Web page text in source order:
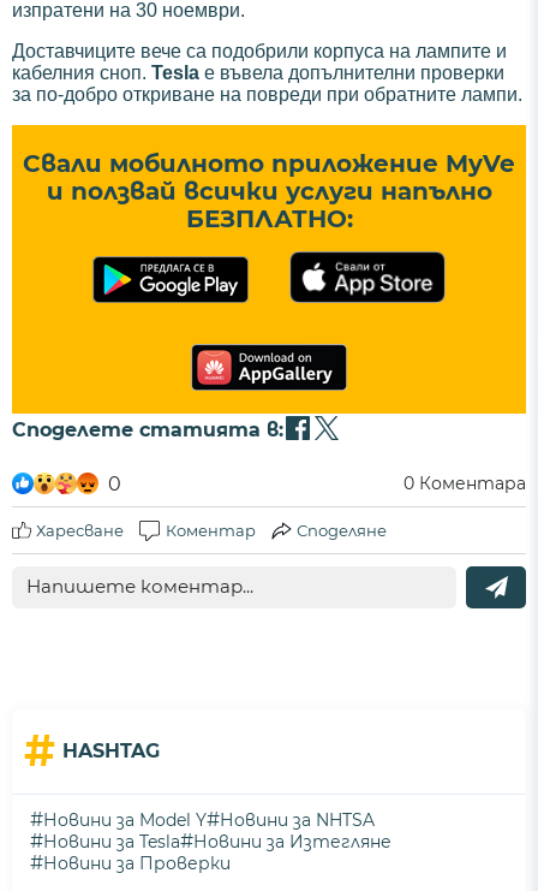
изпратени на 30 ноември.
Доставчиците вече са подобрили корпуса на лампите и
кабелния сноп. Tesla е въвела допълнителни проверки
за по-добро откриване на повреди при обратните лампи.
Свали мобилното приложение MyVe
и ползвай всички услуги напълно
БЕЗПЛАТНО:
Споделете статията в:
0 0 Коментара
Харесване Коментар Споделяне
# HASHTAG
#Новини за Model Y#Новини за NHTSA
#Новини за Tesla#Новини за Изтегляне
#Новини за Проверки